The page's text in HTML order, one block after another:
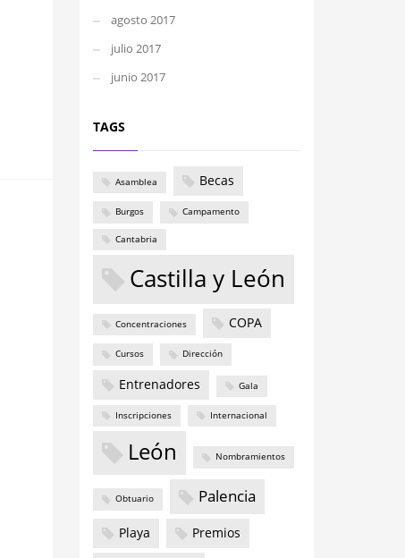
agosto 2017
julio 2017
junio 2017
TAGS
Asamblea Becas
Burgos Campamento
Cantabria
Castilla y León
Concentraciones COPA
Cursos Dirección
Entrenadores Gala
Inscripciones Internacional
León Nombramientos
Obtuario Palencia
Playa Premios